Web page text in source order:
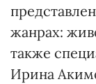
жанрах:
также
Ирина